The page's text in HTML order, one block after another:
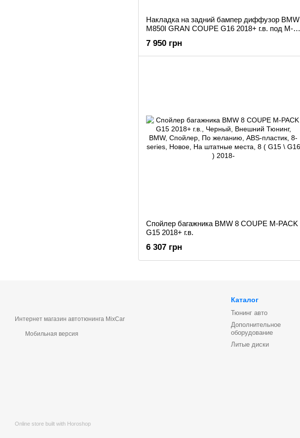
Накладка на задний бампер диффузор BMW
M850I GRAN COUPE G16 2018+ г.в. под M-
7 950 грн
Спойлер багажника BMW 8 COUPE M-PACK
G15 2018+ г.в.
6 307 грн
Интернет магазин автотюнинга MixCar
Мобильная версия
Online store built with Horoshop
Каталог
Тюнинг авто
Дополнительное
оборудование
Литые диски